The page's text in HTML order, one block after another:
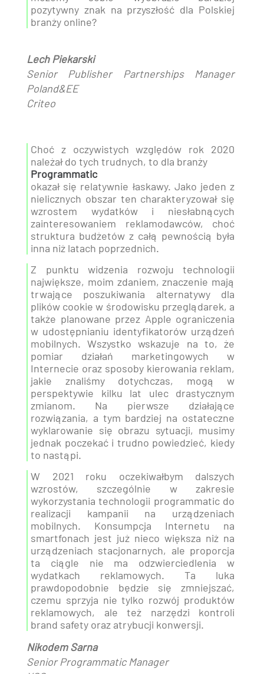
pozytywny znak na przyszłość dla Polskiej
branży online?
Lech Piekarski
Senior Publisher Partnerships Manager
Poland&EE
Criteo
Choć z oczywistych względów rok 2020
należał do tych trudnych, to dla branży
Programmatic
okazał się relatywnie łaskawy. Jako jeden z
nielicznych obszar ten charakteryzował się
wzrostem wydatków i niesłabnących
zainteresowaniem reklamodawców, choć
struktura budżetów z całą pewnością była
inna niż latach poprzednich.
Z punktu widzenia rozwoju technologii
największe, moim zdaniem, znaczenie mają
trwające poszukiwania alternatywy dla
plików cookie w środowisku przeglądarek, a
także planowane przez Apple ograniczenia
w udostępnianiu identyfikatorów urządzeń
mobilnych. Wszystko wskazuje na to, że
pomiar działań marketingowych w
Internecie oraz sposoby kierowania reklam,
jakie znaliśmy dotychczas, mogą w
perspektywie kilku lat ulec drastycznym
zmianom. Na pierwsze działające
rozwiązania, a tym bardziej na ostateczne
wyklarowanie się obrazu sytuacji, musimy
jednak poczekać i trudno powiedzieć, kiedy
to nastąpi.
W 2021 roku oczekiwałbym dalszych
wzrostów, szczególnie w zakresie
wykorzystania technologii programmatic do
realizacji kampanii na urządzeniach
mobilnych. Konsumpcja Internetu na
smartfonach jest już nieco większa niż na
urządzeniach stacjonarnych, ale proporcja
ta ciągle nie ma odzwierciedlenia w
wydatkach reklamowych. Ta luka
prawdopodobnie będzie się zmniejszać,
czemu sprzyja nie tylko rozwój produktów
reklamowych, ale też narzędzi kontroli
brand safety oraz atrybucji konwersji.
Nikodem Sarna
Senior Programmatic Manager